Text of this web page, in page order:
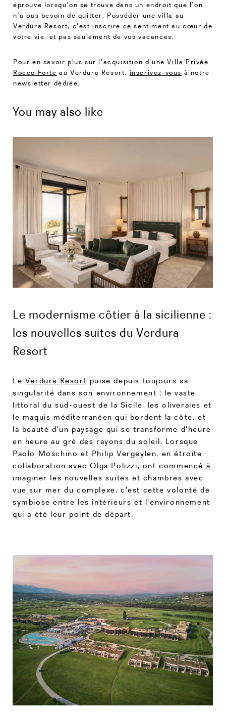
éprouve lorsqu'on se trouve dans un endroit que l’on
n’a pas besoin de quitter. Posséder une villa au
Verdura Resort, c'est inscrire ce sentiment au cœur de
votre vie, et pas seulement de vos vacances.
Pour en savoir plus sur l'acquisition d'uneVilla Privée
Rocco Forte au Verdura Resort, inscrivez-vous à notre
newsletter dédiée.
You may also like
Le modernisme côtier à la sicilienne :
les nouvelles suites du Verdura
Resort
Le Verdura Resort puise depuis toujours sa
singularité dans son environnement : le vaste
littoral du sud-ouest de la Sicile, les oliveraies et
le maquis méditerranéen qui bordent la côte, et
la beauté d'un paysage qui se transforme d'heure
en heure au gré des rayons du soleil. Lorsque
Paolo Moschino et Philip Vergeylen, en étroite
collaboration avec Olga Polizzi, ont commencé à
imaginer les nouvelles suites et chambres avec
vue sur mer du complexe, c'est cette volonté de
symbiose entre les intérieurs et l'environnement
qui a été leur point de départ.